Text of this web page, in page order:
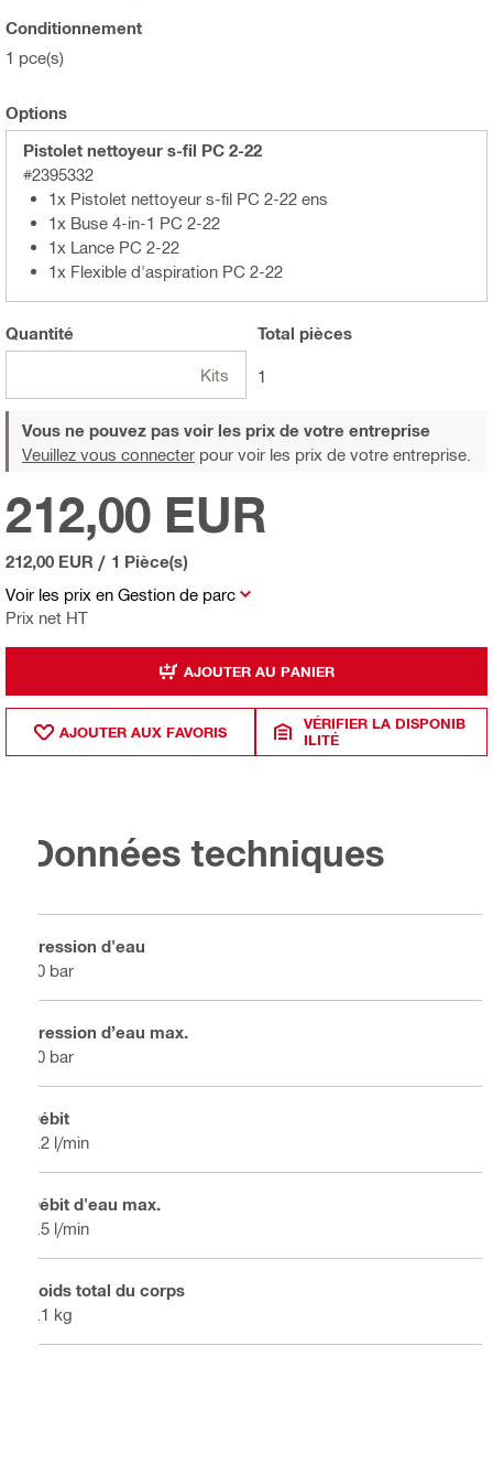
Conditionnement
1 pce(s)
Options
Pistolet nettoyeur s-fil PC 2-22
#2395332
1x Pistolet nettoyeur s-fil PC 2-22 ens
1x Buse 4-in-1 PC 2-22
1x Lance PC 2-22
1x Flexible d'aspiration PC 2-22
Quantité
Kits
Total pièces
1
Vous ne pouvez pas voir les prix de votre entreprise
Veuillez vous connecter pour voir les prix de votre entreprise.
Voir les prix en Gestion de parc
Prix net HT
212,00 EUR
212,00 EUR / 1 Pièce(s)
AJOUTER AU PANIER
AJOUTER AUX FAVORIS
VÉRIFIER LA DISPONIB
ILITÉ
Données techniques
Pression d'eau
40 bar
Pression d’eau max.
60 bar
Débit
2.2 l/min
Débit d'eau max.
4.5 l/min
Poids total du corps
2.1 kg